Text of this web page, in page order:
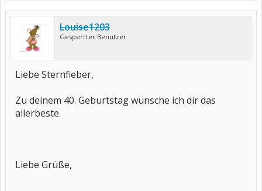
Louise1203
Gesperrter Benutzer
Liebe Sternfieber,
Zu deinem 40. Geburtstag wünsche ich dir das
allerbeste.
Liebe Grüße,